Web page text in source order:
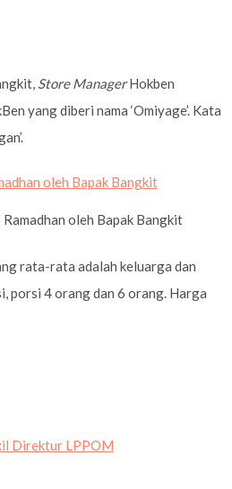
Store ManagerHokben
yang diberi nama ‘Omiyage’. Kata
oleh Bapak Bangkit
rata-rata adalah keluarga dan
porsi 4 orang dan 6 orang. Harga